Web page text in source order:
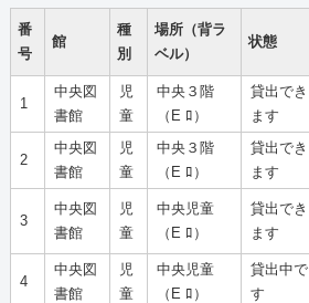
番
号
館
種
別
場所（背ラ
ベル）
状態
1
中央図
書館
児
童
中央３階
（E ﾛ）
貸出でき
ます
2
中央図
書館
児
童
中央３階
（E ﾛ）
貸出でき
ます
3
中央図
書館
児
童
中央児童
（E ﾛ）
貸出でき
ます
4
中央図
書館
児
童
中央児童
（E ﾛ）
貸出中で
す